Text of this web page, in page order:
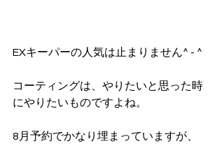
EXキーパーの人気は止まりません^ - ^
コーティングは、やりたいと思った時
にやりたいものですよね。
8月予約でかなり埋まっていますが、